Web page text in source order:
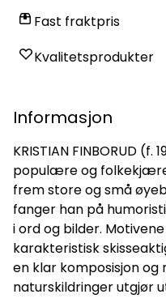
Fast fraktpris
Kvalitetsprodukter
Informasjon
KRISTIAN FINBORUD
populære og
frem store og små
fanger han på
i ord og bilder.
karakteristisk
en klar komposisjon
naturskildringer utgjør